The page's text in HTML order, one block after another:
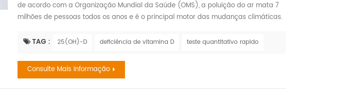
de acordo com a Organização Mundial da Saúde (OMS), a poluição do ar mata 7
milhões de pessoas todos os anos e é o principal motor das mudanças climáticas.
maior risco de deficiência de vitamina D mais tarde na vida. as crianças têm o
determina a q...
TAG : 25(OH)-D deficiência de vitamina D teste quantitativo rapido
Consulte Mais Informação